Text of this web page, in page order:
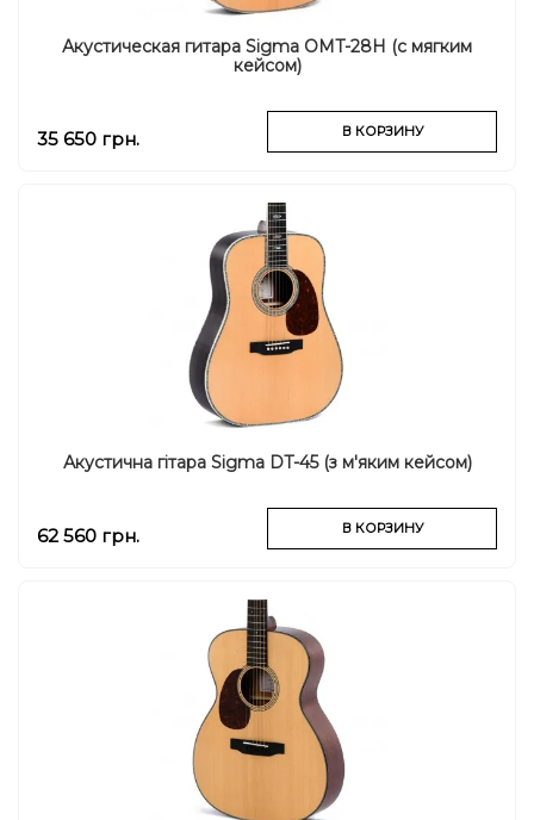
Акустическая гитара Sigma OMT-28H (с мягким
кейсом)
35 650 грн. В КОРЗИНУ
Акустична гітара Sigma DT-45 (з м'яким кейсом)
62 560 грн. В КОРЗИНУ